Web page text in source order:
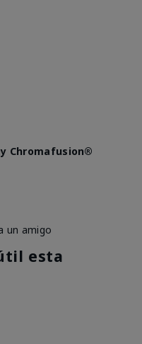
Chromafusion®
un amigo
esta